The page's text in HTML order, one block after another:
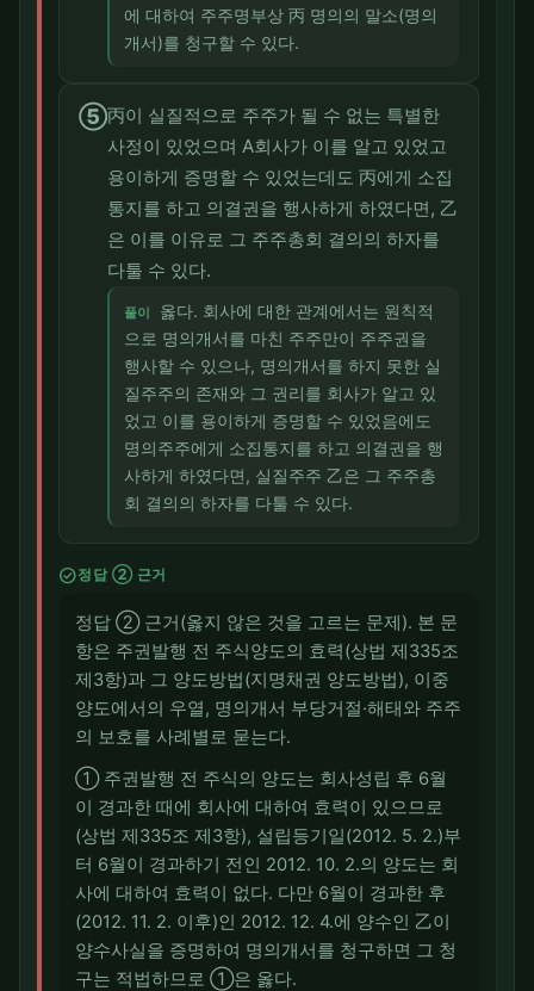
에 대하여 주주명부상 丙 명의의 말소(명의
개서)를 청구할 수 있다.
⑤丙이 실질적으로 주주가 될 수 없는 특별한
사정이 있었으며 A회사가 이를 알고 있었고
용이하게 증명할 수 있었는데도 丙에게 소집
통지를 하고 의결권을 행사하게 하였다면, 乙
은 이를 이유로 그 주주총회 결의의 하자를
다툴 수 있다.
풀이
옳다. 회사에 대한 관계에서는 원칙적
으로 명의개서를 마친 주주만이 주주권을
행사할 수 있으나, 명의개서를 하지 못한 실
질주주의 존재와 그 권리를 회사가 알고 있
었고 이를 용이하게 증명할 수 있었음에도
명의주주에게 소집통지를 하고 의결권을 행
사하게 하였다면, 실질주주 乙은 그 주주총
회 결의의 하자를 다툴 수 있다.
check_circle정답 ② 근거
정답 ② 근거(옳지 않은 것을 고르는 문제). 본 문
항은 주권발행 전 주식양도의 효력(상법 제335조
제3항)과 그 양도방법(지명채권 양도방법), 이중
양도에서의 우열, 명의개서 부당거절·해태와 주주
의 보호를 사례별로 묻는다.
① 주권발행 전 주식의 양도는 회사성립 후 6월
이 경과한 때에 회사에 대하여 효력이 있으므로
(상법 제335조 제3항), 설립등기일(2012. 5. 2.)부
터 6월이 경과하기 전인 2012. 10. 2.의 양도는 회
사에 대하여 효력이 없다. 다만 6월이 경과한 후
(2012. 11. 2. 이후)인 2012. 12. 4.에 양수인 乙이
양수사실을 증명하여 명의개서를 청구하면 그 청
구는 적법하므로 ①은 옳다.